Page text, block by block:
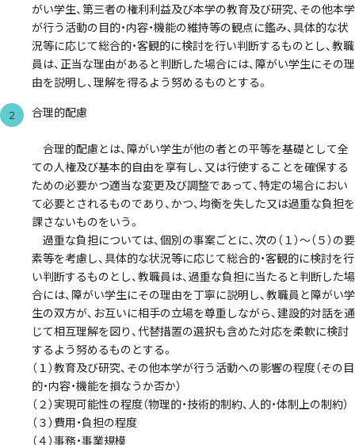
がい学生、第三者の権利利益及び本学の教育及び研究、その他本学
が行う活動の目的・内容・機能の維持等の観点に鑑み、具体的な状
況等に応じて総合的・客観的に検討を行い判断するものとし、教職
員は、正当な理由があると判断した場合には、障がい学生にその理
由を説明し、理解を得るよう努めるものとする。
2 合理的配慮
合理的配慮とは、障がい学生が他の者との平等を基礎として全
ての人権及び基本的自由を享有し、又は行使することを確保する
ための必要かつ適当な変更及び調整であって、特定の場合におい
て必要とされるものであり、かつ、均衡を失した又は過重な負担を
課さないものをいう。
過重な負担については、個別の事案ごとに、次の（１）～（５）の要
素等を考慮し、具体的な状況等に応じて総合的・客観的に検討を行
い判断するものとし、教職員は、過重な負担に当たると判断した場
合には、障がい学生にその理由を丁寧に説明し、教職員と障がい学
生の双方が、お互いに相手の立場を尊重しながら、建設的対話を通
じて相互理解を図り、代替措置の選択も含めた対応を柔軟に検討
するよう努めるものとする。
（１）教育及び研究、その他本学が行う活動への影響の程度（その目
的・内容・機能を損なうか否か）
（２）実現可能性の程度（物理的・技術的制約、人的・体制上の制約）
（３）費用・負担の程度
（４）事務・事業規模